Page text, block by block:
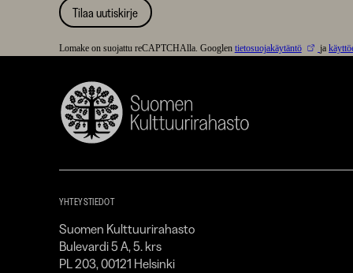
Tilaa uutiskirje
Lomake on suojattu reCAPTCHAlla. Googlen tietosuojakäytäntö ja
Suomen
Kulttuurirahasto
YHTEYSTIEDOT
Suomen Kulttuurirahasto
Bulevardi 5 A, 5. krs
PL 203, 00121 Helsinki